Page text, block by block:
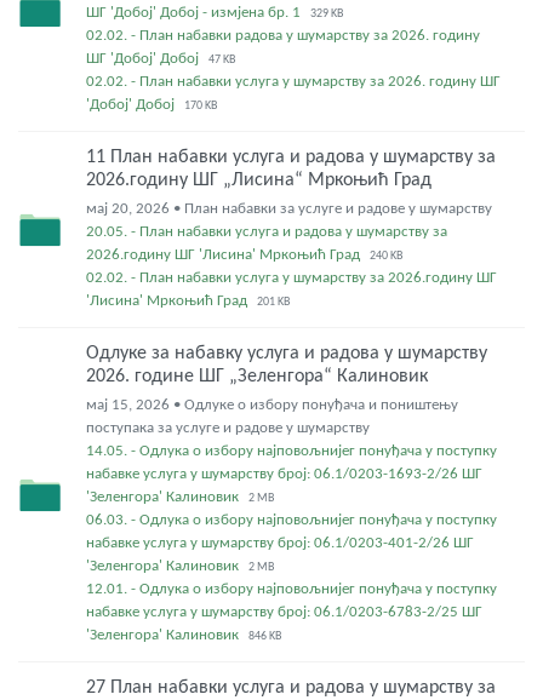
ШГ 'Добој' Добој - измјена бр. 1
329 KB
02.02. - План набавки радова у шумарству за 2026. годину
ШГ 'Добој' Добој
47 KB
02.02. - План набавки услуга у шумарству за 2026. годину ШГ
'Добој' Добој
170 KB
11 План набавки услуга и радова у шумарству за
2026.годину ШГ „Лисина“ Мркоњић Град
мај 20, 2026 • План набавки за услуге и радове у шумарству
20.05. - План набавки услуга и радова у шумарству за
2026.годину ШГ 'Лисина' Мркоњић Град
240 KB
02.02. - План набавки услуга у шумарству за 2026.годину ШГ
'Лисина' Мркоњић Град
201 KB
Одлуке за набавку услуга и радова у шумарству
2026. године ШГ „Зеленгора“ Калиновик
мај 15, 2026 • Одлуке о избору понуђача и поништењу
поступака за услуге и радове у шумарству
14.05. - Одлука о избору најповољнијег понуђача у поступку
набавке услуга у шумарству број: 06.1/0203-1693-2/26 ШГ
'Зеленгора' Калиновик
2 MB
06.03. - Одлука о избору најповољнијег понуђача у поступку
набавке услуга у шумарству број: 06.1/0203-401-2/26 ШГ
'Зеленгора' Калиновик
2 MB
12.01. - Одлука о избору најповољнијег понуђача у поступку
набавке услуга у шумарству број: 06.1/0203-6783-2/25 ШГ
'Зеленгора' Калиновик
846 KB
27 План набавки услуга и радова у шумарству за